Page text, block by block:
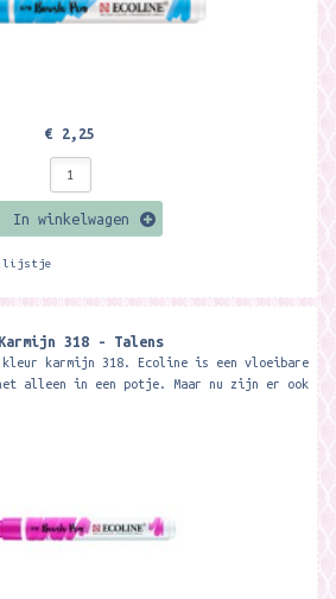
€ 2,25
In winkelwagen
318 - Talens
karmijn 318. Ecoline is een vloeibare
alleen in een potje. Maar nu zijn er ook